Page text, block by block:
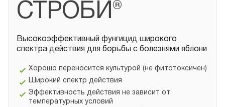
СТРОБИ®
Высокоэффективный фунгицид широкого
спектра действия для борьбы с болезнями яблони
Хорошо переносится культурой (не фитотоксичен)
Широкий спектр действия
Эффективность действия не зависит от
температурных условий